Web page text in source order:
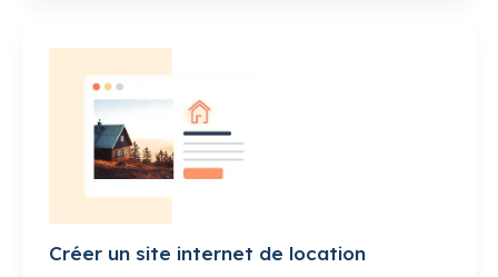
Créer un site internet de location